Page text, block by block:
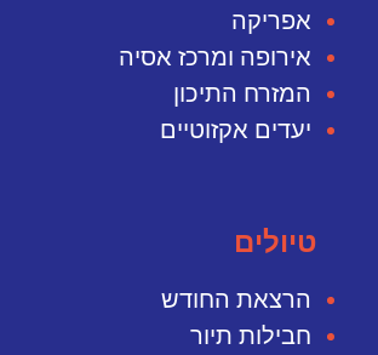
אפריקה
אירופה ומרכז אסיה
המזרח התיכון
יעדים אקזוטיים
טיולים
הרצאת החודש
חבילות תיור